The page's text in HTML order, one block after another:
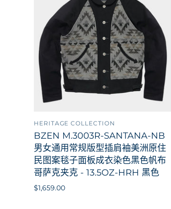
HERITAGE COLLECTION
BZEN M.3003R-SANTANA-NB
男女通用常规版型插肩袖美洲原住
民图案毯子面板成衣染色黑色帆布
哥萨克夹克 - 13.5OZ-HRH 黑色
$1,659.00